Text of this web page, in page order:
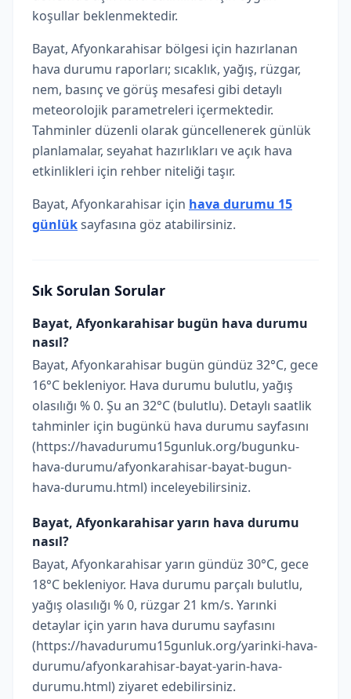
koşullar beklenmektedir.
Bayat, Afyonkarahisar bölgesi için hazırlanan
hava durumu raporları; sıcaklık, yağış, rüzgar,
nem, basınç ve görüş mesafesi gibi detaylı
meteorolojik parametreleri içermektedir.
Tahminler düzenli olarak güncellenerek günlük
planlamalar, seyahat hazırlıkları ve açık hava
etkinlikleri için rehber niteliği taşır.
Bayat, Afyonkarahisar için hava durumu 15
günlüksayfasına göz atabilirsiniz.
Sık Sorulan Sorular
Bayat, Afyonkarahisar bugün hava durumu
nasıl?
Bayat, Afyonkarahisar bugün gündüz 32°C, gece
16°C bekleniyor. Hava durumu bulutlu, yağış
olasılığı % 0. Şu an 32°C (bulutlu). Detaylı saatlik
tahminler için bugünkü hava durumu sayfasını
(https://havadurumu15gunluk.org/bugunku-
hava-durumu/afyonkarahisar-bayat-bugun-
hava-durumu.html) inceleyebilirsiniz.
Bayat, Afyonkarahisar yarın hava durumu
nasıl?
Bayat, Afyonkarahisar yarın gündüz 30°C, gece
18°C bekleniyor. Hava durumu parçalı bulutlu,
yağış olasılığı % 0, rüzgar 21 km/s. Yarınki
detaylar için yarın hava durumu sayfasını
(https://havadurumu15gunluk.org/yarinki-hava-
durumu/afyonkarahisar-bayat-yarin-hava-
durumu.html) ziyaret edebilirsiniz.